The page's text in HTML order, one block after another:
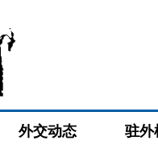
外交动态 驻外